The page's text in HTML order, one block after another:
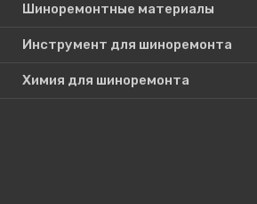
Шиноремонтные материалы
Инструмент для шиноремонта
Химия для шиноремонта
Шиномонтажное